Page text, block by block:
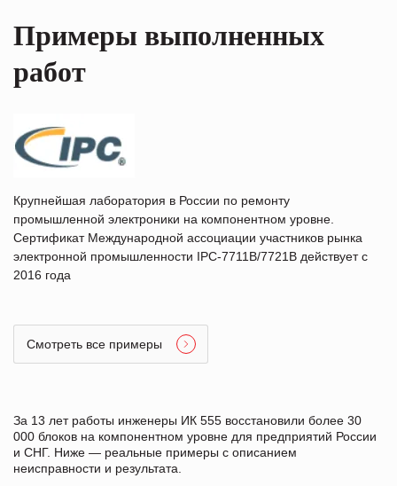
Примеры выполненных
работ
Крупнейшая лаборатория в России по ремонту
промышленной электроники на компонентном уровне.
Сертификат Международной ассоциации участников рынка
электронной промышленности IPC-7711B/7721B действует с
2016 года
Смотреть все примеры
За 13 лет работы инженеры ИК 555 восстановили более 30
000 блоков на компонентном уровне для предприятий России
и СНГ. Ниже — реальные примеры с описанием
неисправности и результата.